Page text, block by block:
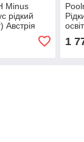
Minus
рідкий
Австрія
1